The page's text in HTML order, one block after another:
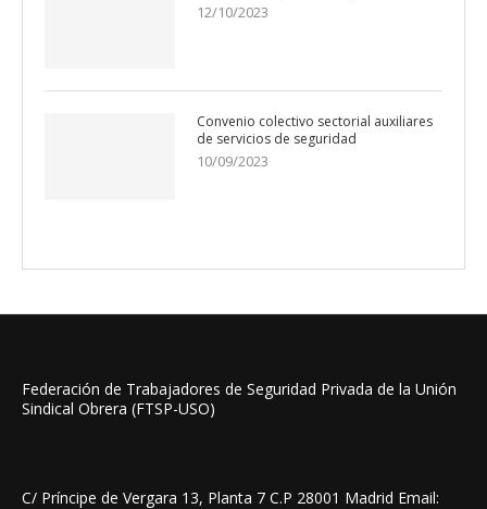
12/10/2023
Convenio colectivo sectorial auxiliares
de servicios de seguridad
10/09/2023
Federación de Trabajadores de Seguridad Privada de la Unión
Sindical Obrera (FTSP-USO)
C/ Príncipe de Vergara 13, Planta 7 C.P 28001 Madrid Email: